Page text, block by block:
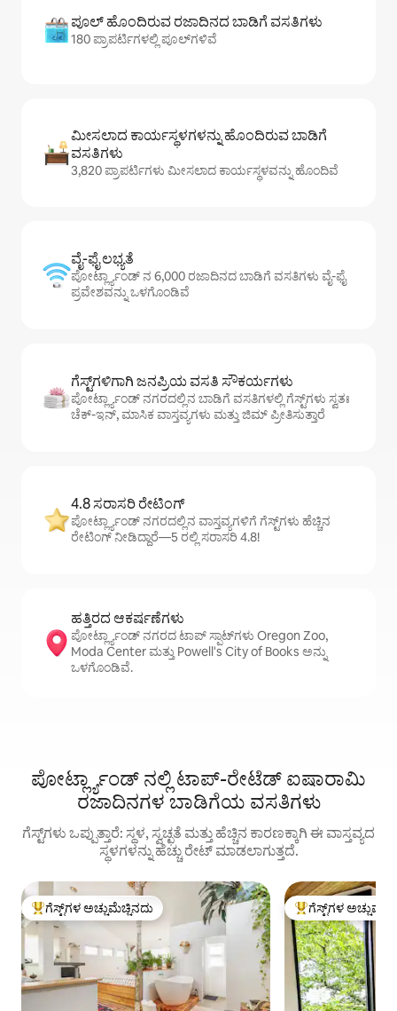
ಪೂಲ್ ಹೊಂದಿರುವ ರಜಾದಿನದ ಬಾಡಿಗೆ ವಸತಿಗಳು
180 ಪ್ರಾಪರ್ಟಿಗಳಲ್ಲಿ ಪೂಲ್‌‌‌‌‌‌‌‌‌ಗಳಿವೆ
ಮೀಸಲಾದ ಕಾರ್ಯಸ್ಥಳಗಳನ್ನು ಹೊಂದಿರುವ ಬಾಡಿಗೆ
ವಸತಿಗಳು
3,820 ಪ್ರಾಪರ್ಟಿಗಳು ಮೀಸಲಾದ ಕಾರ್ಯಸ್ಥಳವನ್ನು ಹೊಂದಿವೆ
ವೈ-ಫೈ ಲಭ್ಯತೆ
ಪೋರ್ಟ್ಲ್ಯಾಂಡ್ ನ 6,000 ರಜಾದಿನದ ಬಾಡಿಗೆ ವಸತಿಗಳು ವೈ-ಫೈ
ಪ್ರವೇಶವನ್ನು ಒಳಗೊಂಡಿವೆ
ಗೆಸ್ಟ್‌ಗಳಿಗಾಗಿ ಜನಪ್ರಿಯ ವಸತಿ ಸೌಕರ್ಯಗಳು
ಪೋರ್ಟ್ಲ್ಯಾಂಡ್ ನಗರದಲ್ಲಿನ ಬಾಡಿಗೆ ವಸತಿಗಳಲ್ಲಿ ಗೆಸ್ಟ್‌ಗಳು ಸ್ವತಃ
ಚೆಕ್-ಇನ್, ಮಾಸಿಕ ವಾಸ್ತವ್ಯಗಳು ಮತ್ತು ಜಿಮ್ ಪ್ರೀತಿಸುತ್ತಾರೆ
4.8 ಸರಾಸರಿ ರೇಟಿಂಗ್
ಪೋರ್ಟ್ಲ್ಯಾಂಡ್ ನಗರದಲ್ಲಿನ ವಾಸ್ತವ್ಯಗಳಿಗೆ ಗೆಸ್ಟ್‌ಗಳು ಹೆಚ್ಚಿನ
ರೇಟಿಂಗ್ ನೀಡಿದ್ದಾರೆ—5 ರಲ್ಲಿ ಸರಾಸರಿ 4.8!
ಹತ್ತಿರದ ಆಕರ್ಷಣೆಗಳು
ಪೋರ್ಟ್ಲ್ಯಾಂಡ್ ನಗರದ ಟಾಪ್ ಸ್ಪಾಟ್‌ಗಳು Oregon Zoo,
Moda Center ಮತ್ತು Powell's City of Books ಅನ್ನು
ಒಳಗೊಂಡಿವೆ.
ಪೋರ್ಟ್ಲ್ಯಾಂಡ್ ನಲ್ಲಿ ಟಾಪ್-ರೇಟೆಡ್ ಐಷಾರಾಮಿ
ರಜಾದಿನಗಳ ಬಾಡಿಗೆಯ ವಸತಿಗಳು
ಗೆಸ್ಟ್‌ಗಳು ಒಪ್ಪುತ್ತಾರೆ: ಸ್ಥಳ, ಸ್ವಚ್ಛತೆ ಮತ್ತು ಹೆಚ್ಚಿನ ಕಾರಣಕ್ಕಾಗಿ ಈ ವಾಸ್ತವ್ಯದ
ಸ್ಥಳಗಳನ್ನು ಹೆಚ್ಚು ರೇಟ್ ಮಾಡಲಾಗುತ್ತದೆ.
ಗೆಸ್ಟ್‌ಗಳಿಗೆ ಅತಿ ಹೆಚ್ಚು ಅಚ್ಚುಮೆಚ್ಚಿನದು
ಗೆಸ್ಟ್‌ಗಳ ಅಚ್ಚುಮೆಚ್ಚಿನದು ಗೆಸ್ಟ್‌ಗಳಿಗೆ ಅತಿ ಹೆಚ್ಚು
ಗೆಸ್ಟ್‌ಗಳ